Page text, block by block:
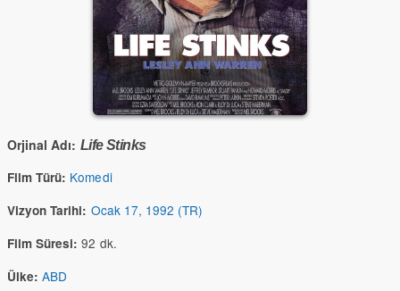
Orjinal Adı: Life Stinks
Film Türü: Komedi
Vizyon Tarihi: Ocak 17, 1992 (TR)
Film Süresi: 92 dk.
Ülke: ABD